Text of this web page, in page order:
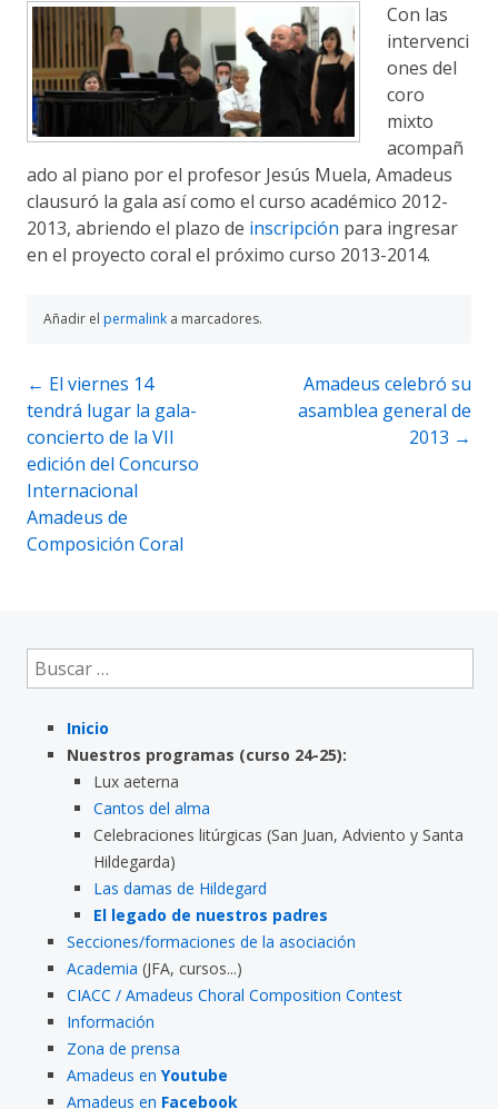
Con las
intervenci
ones del
coro
mixto
acompañ
ado al piano por el profesor Jesús Muela, Amadeus
clausuró la gala así como el curso académico 2012-
2013, abriendo el plazo de inscripción para ingresar
en el proyecto coral el próximo curso 2013-2014.
Añadir el permalink a marcadores.
Navegación
de
entradas
← El viernes 14
tendrá lugar la gala-
concierto de la VII
edición del Concurso
Internacional
Amadeus de
Composición Coral
Amadeus celebró su
asamblea general de
2013 →
Buscar:
Inicio
Nuestros programas (curso 24-25):
Lux aeterna
Cantos del alma
Celebraciones litúrgicas (San Juan, Adviento y Santa
Hildegarda)
Las damas de Hildegard
El legado de nuestros padres
Secciones/formaciones de la asociación
Academia (JFA, cursos...)
CIACC / Amadeus Choral Composition Contest
Información
Zona de prensa
Amadeus en Youtube
Amadeus en Facebook